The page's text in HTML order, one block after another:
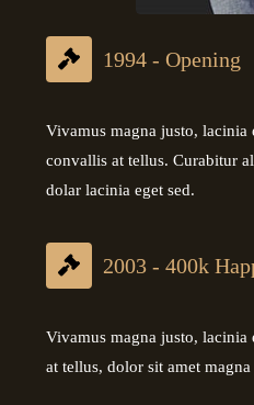
1994 - Opening
Vivamus magna justo, lacinia
convallis at tellus. Curabitur
dolar lacinia eget sed.
2003 - 400k
Vivamus magna justo, lacinia
at tellus, dolor sit amet